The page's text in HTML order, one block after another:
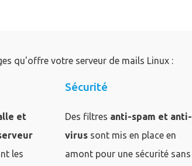
qu'offre votre serveur de mails Linux :
et
les
Sécurité
Des filtres anti-spam et anti-
virussont mis en place en
amont pour une sécurité sans